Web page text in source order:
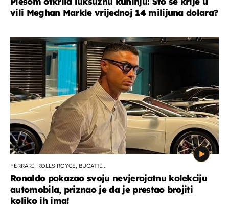
vili Meghan Markle vrijednoj 14 milijuna dolara?
FERRARI, ROLLS ROYCE, BUGATTI...
Ronaldo pokazao svoju nevjerojatnu kolekciju
automobila, priznao je da je prestao brojiti
koliko ih ima!